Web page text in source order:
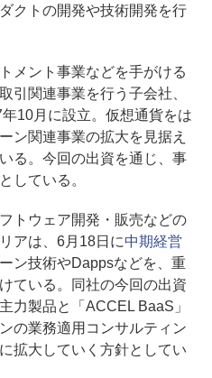
クトの開発や技術開発を行
メント事業などを手がける
引関連事業を行う子会社、
10月に設立。仮想通貨をは
ン関連事業の拡大を見据え
る。今回の出資を通じ、事
している。
トウェア開発・販売などの
アは、6月18日に中期経営
ン技術やDappsなどを、重
ている。同社の今回の出資
力製品と「ACCEL BaaS」
の業務適用コンサルティン
拡大していく方針としてい